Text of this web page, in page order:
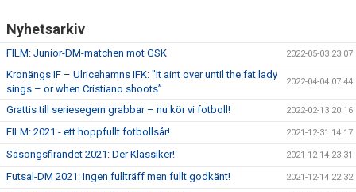
Nyhetsarkiv
FILM: Junior-DM-matchen mot GSK 2022-05-03 23:07
Kronängs IF – Ulricehamns IFK: "It aint over until the fat lady
sings – or when Cristiano shoots”
2022-04-04 07:44
Grattis till seriesegern grabbar – nu kör vi fotboll! 2022-02-13 20:16
FILM: 2021 - ett hoppfullt fotbollsår! 2021-12-31 14:17
Säsongsfirandet 2021: Der Klassiker! 2021-12-14 23:31
Futsal-DM 2021: Ingen fullträff men fullt godkänt! 2021-12-14 22:32